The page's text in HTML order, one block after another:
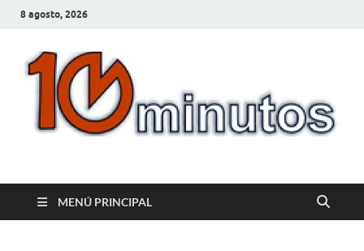
8 agosto, 2026
10minutos.com.uy
MENÚ PRINCIPAL